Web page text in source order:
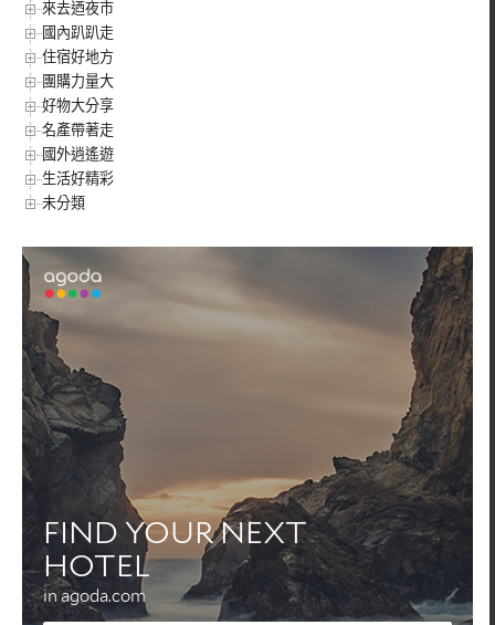
來去迺夜市
國內趴趴走
住宿好地方
團購力量大
好物大分享
名產帶著走
國外逍遙遊
生活好精彩
未分類